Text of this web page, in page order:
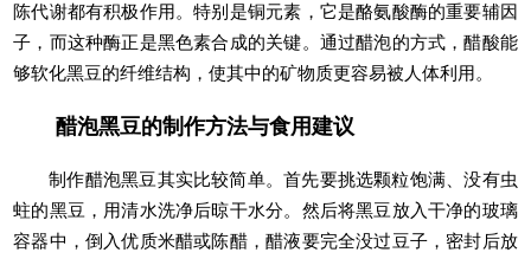
陈代谢都有积极作用。特别是铜元素，它是酪氨酸酶的重要辅因
子，而这种酶正是黑色素合成的关键。通过醋泡的方式，醋酸能
够软化黑豆的纤维结构，使其中的矿物质更容易被人体利用。
醋泡黑豆的制作方法与食用建议
制作醋泡黑豆其实比较简单。首先要挑选颗粒饱满、没有虫
蛀的黑豆，用清水洗净后晾干水分。然后将黑豆放入干净的玻璃
容器中，倒入优质米醋或陈醋，醋液要完全没过豆子，密封后放